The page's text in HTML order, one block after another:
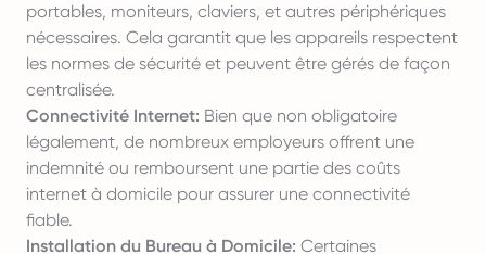
portables, moniteurs, claviers, et autres périphériques
nécessaires. Cela garantit que les appareils respectent
les normes de sécurité et peuvent être gérés de façon
centralisée.
Connectivité Internet: Bien que non obligatoire
légalement, de nombreux employeurs offrent une
indemnité ou remboursent une partie des coûts
internet à domicile pour assurer une connectivité
fiable.
Installation du Bureau à Domicile: Certaines